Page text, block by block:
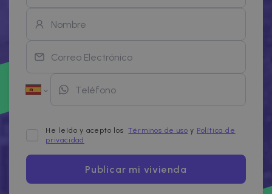
He leído y acepto los Términos de uso y Política de
privacidad
Publicar mi vivienda